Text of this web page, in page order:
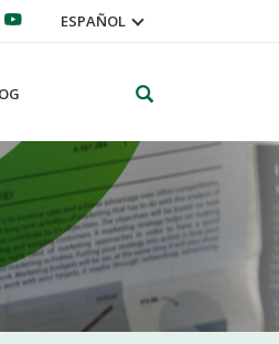
ESPAÑOL